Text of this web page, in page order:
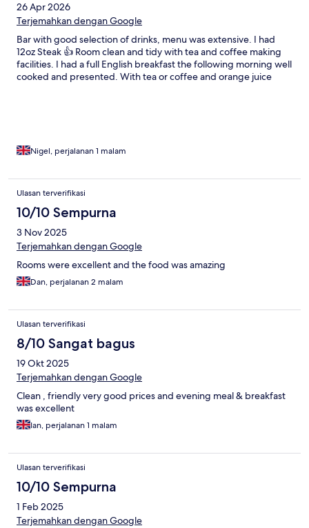
26 Apr 2026
Terjemahkan dengan Google
Bar with good selection of drinks, menu was extensive. I had
12oz Steak 👍 Room clean and tidy with tea and coffee making
facilities. I had a full English breakfast the following morning well
cooked and presented. With tea or coffee and orange juice
Nigel, perjalanan 1 malam
Ulasan terverifikasi
10/10 Sempurna
3 Nov 2025
Terjemahkan dengan Google
Rooms were excellent and the food was amazing
Dan, perjalanan 2 malam
Ulasan terverifikasi
8/10 Sangat bagus
19 Okt 2025
Terjemahkan dengan Google
Clean , friendly very good prices and evening meal & breakfast
was excellent
Ian, perjalanan 1 malam
Ulasan terverifikasi
10/10 Sempurna
1 Feb 2025
Terjemahkan dengan Google